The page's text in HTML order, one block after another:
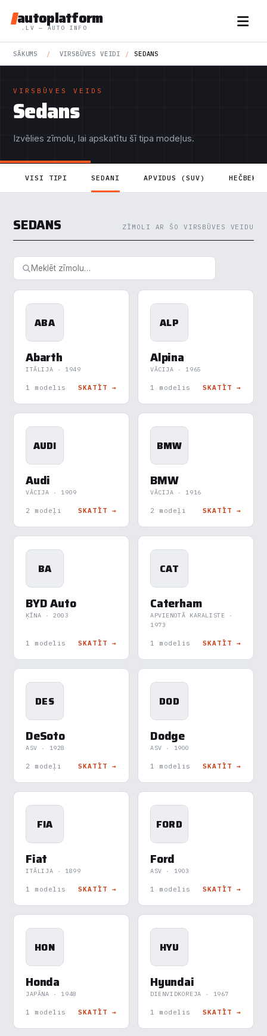
autoplatform
.LV — AUTO INFO
SĀKUMS / VIRSBŪVES VEIDI / SEDANS
VIRSBŪVES VEIDS
Sedans
Izvēlies zīmolu, lai apskatītu šī tipa modeļus.
VISI TIPI SEDANI APVIDUS (SUV) HEČBEKI
SEDANS ZĪMOLI AR ŠO VIRSBŪVES VEIDU
ABA
Abarth
ITĀLIJA · 1949
1 modelis SKATĪT →
ALP
Alpina
VĀCIJA · 1965
1 modelis SKATĪT →
AUDI
Audi
VĀCIJA · 1909
2 modeļi SKATĪT →
BMW
BMW
VĀCIJA · 1916
2 modeļi SKATĪT →
BA
BYD Auto
ĶĪNA · 2003
1 modelis SKATĪT →
CAT
Caterham
APVIENOTĀ KARALISTE ·
1973
1 modelis SKATĪT →
DES
DeSoto
ASV · 1928
2 modeļi SKATĪT →
DOD
Dodge
ASV · 1900
1 modelis SKATĪT →
FIA
Fiat
ITĀLIJA · 1899
1 modelis SKATĪT →
FORD
Ford
ASV · 1903
1 modelis SKATĪT →
HON
Honda
JAPĀNA · 1948
1 modelis SKATĪT →
HYU
Hyundai
DIENVIDKOREJA · 1967
1 modelis SKATĪT →